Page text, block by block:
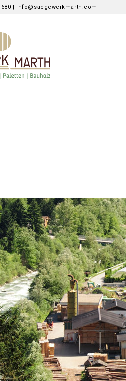
680 | info@saegewerkmarth.com